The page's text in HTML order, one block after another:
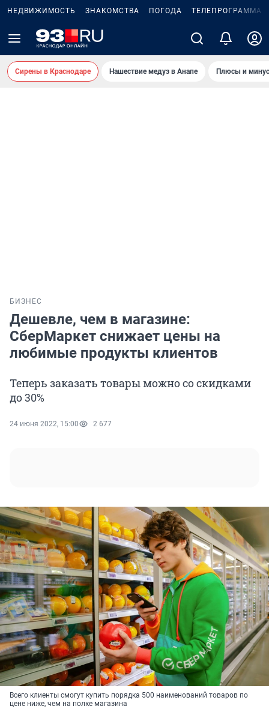
НЕДВИЖИМОСТЬ ЗНАКОМСТВА ПОГОДА ТЕЛЕПРОГРАММА
Сирены в Краснодаре Нашествие медуз в Анапе Плюсы и
БИЗНЕС
Дешевле, чем в магазине:
СберМаркет снижает цены на
любимые продукты клиентов
Теперь заказать товары можно со скидками
до 30%
24 июня 2022, 15:00 2 677
Всего клиенты смогут купить порядка 500 наименований товаров по
цене ниже, чем на полке магазина